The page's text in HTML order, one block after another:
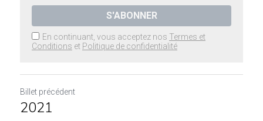
S'ABONNER
En continuant, vous acceptez nos Termes et
Conditions et Politique de confidentialité
Billet précédent
2021